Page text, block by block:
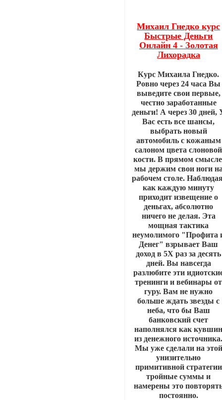
Михаил Гнедко курс
Быстрые Деньги
Онлайн 4 - Золотая
Лихорадка
Курс Михаила Гнедко.
Ровно через 24 часа Вы
выведите свои первые,
честно заработанные
деньги! А через 30 дней,
Вас есть все шансы,
выбрать новый
автомобиль с кожаным
салоном цвета слоновой
кости. В прямом
мы держим свои ноги
рабочем столе.
как каждую минуту
приходит извещение о
деньгах, абсолютно
ничего не делая. Эта
мощная тактика
неумолимого "Профита
Денег" взрывает Ваш
доход в 5Х раз за десять
дней. Вы навсегда
разлюбите эти
тренинги и вебинары от
гуру. Вам не нужно
больше ждать звезды с
неба, что бы Ваш
банковский счет
наполнялся как
из денежного
Мы уже сделали на этой
унизительно
примитивной стратегии
тройные суммы и
намерены это
постоянно.